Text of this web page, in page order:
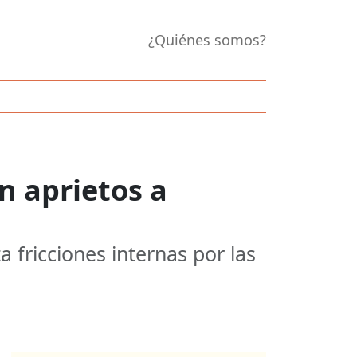
¿Quiénes somos?
aprietos a
fricciones internas por las